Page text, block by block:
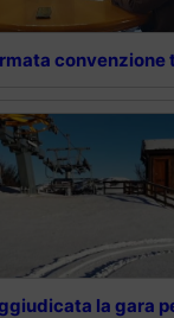
convenzione
la gara